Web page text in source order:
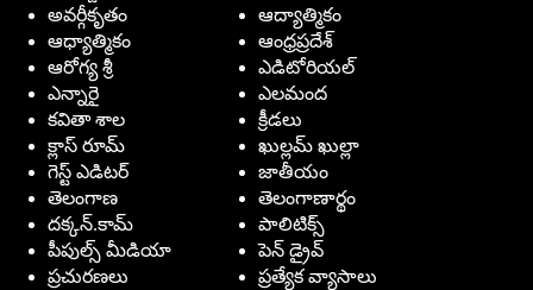
అవర్గీకృతం
ఆద్యాత్మికం
ఆధ్యాత్మికం
ఆంధ్రప్రదేశ్
ఆరోగ్య శ్రీ
ఎడిటోరియల్
ఎన్నారై
ఎలమంద
కవితా శాల
క్రీడలు
క్లాస్ రూమ్
ఖుల్లమ్ ఖుల్లా
గెస్ట్ ఎడిటర్
జాతీయం
తెలంగాణ
తెలంగాణార్థం
దక్కన్.కామ్
పాలిటిక్స్
పీపుల్స్ ‌మీడియా
పెన్ డ్రైవ్
ప్రచురణలు
ప్రత్యేక వ్యాసాలు